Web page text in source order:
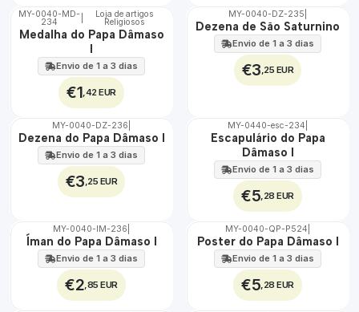
🇵🇹
100%
MY-0040-MD-
234
Loja de artigos
Religiosos
Medalha do Papa Dâmaso
I
Envio de 1 a 3 dias
€1 ,42 EUR
🇵🇹
100%
MY-0040-DZ-235
Dezena de São Saturnino
Envio de 1 a 3 dias
€3 ,25 EUR
🇵🇹
100%
MY-0040-DZ-236
Dezena do Papa Dâmaso I
Envio de 1 a 3 dias
€3 ,25 EUR
🇵🇹
MY-0440-esc-234
Escapulário do Papa
Dâmaso I
Envio de 1 a 3 dias
€5 ,28 EUR
🇵🇹
100%
MY-0040-IM-236
Íman do Papa Dâmaso I
Envio de 1 a 3 dias
€2 ,85 EUR
🇵🇹
100%
MY-0040-QP-P524
Poster do Papa Dâmaso I
Envio de 1 a 3 dias
€5 ,28 EUR